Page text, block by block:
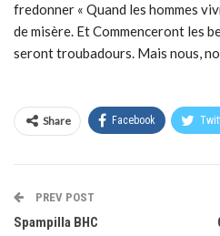
fredonner « Quand les hommes
de misère. Et Commenceront les
seront troubadours. Mais nous,
Share Facebook
PREV POST
Spampilla BHC